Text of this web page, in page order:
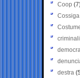
Coop
Cossiga
destra